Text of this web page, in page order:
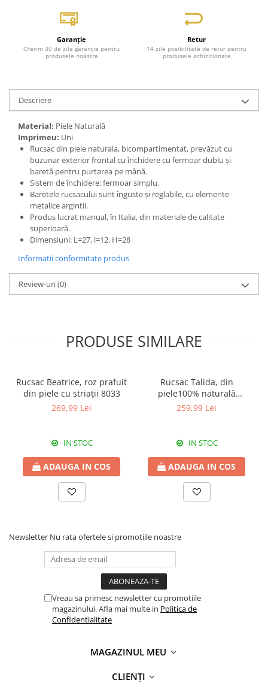
Garanție
Oferim 30 de zile garanție pentru
produsele noastre
Retur
14 zile posibilitate de retur pentru
produsele achiziționate
Descriere
Material: Piele Naturală
Imprimeu: Uni
Rucsac din piele naturala, bicompartimentat, prevăzut cu
buzunar exterior frontal cu închidere cu fermoar dublu și
baretă pentru purtarea pe mână.
Sistem de închidere: fermoar simplu.
Baretele rucsacului sunt înguste și reglabile, cu elemente
metalice argintii.
Produs lucrat manual, în Italia, din materiale de calitate
superioară.
Dimensiuni: L=27, l=12, H=28
Informatii conformitate produs
Review-uri(0)
PRODUSE SIMILARE
Rucsac Beatrice, roz prafuit
din piele cu striații 8033
269,99 Lei
IN STOC
ADAUGA IN COS
Rucsac Talida, din
piele100% naturală
magenta, 8111
259,99 Lei
IN STOC
ADAUGA IN COS
Newsletter Nu rata ofertele si promotiile noastre
Vreau sa primesc newsletter cu promotiile
magazinului. Afla mai multe in Politica de
Confidentialitate
MAGAZINUL MEU
CLIENȚI